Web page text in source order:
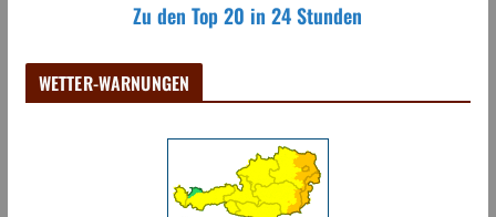
Zu den Top 20 in 24 Stunden
WETTER-WARNUNGEN